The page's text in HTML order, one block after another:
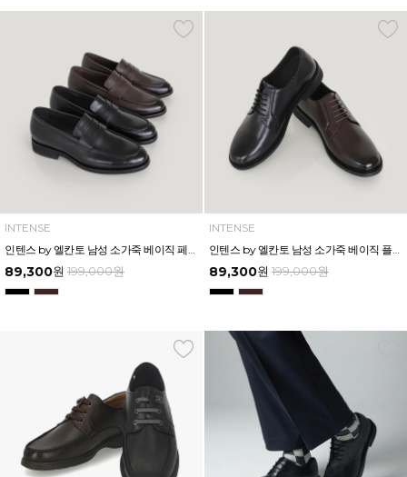
INTENSE
89,300원 199,000원
INTENSE
89,300원 199,000원